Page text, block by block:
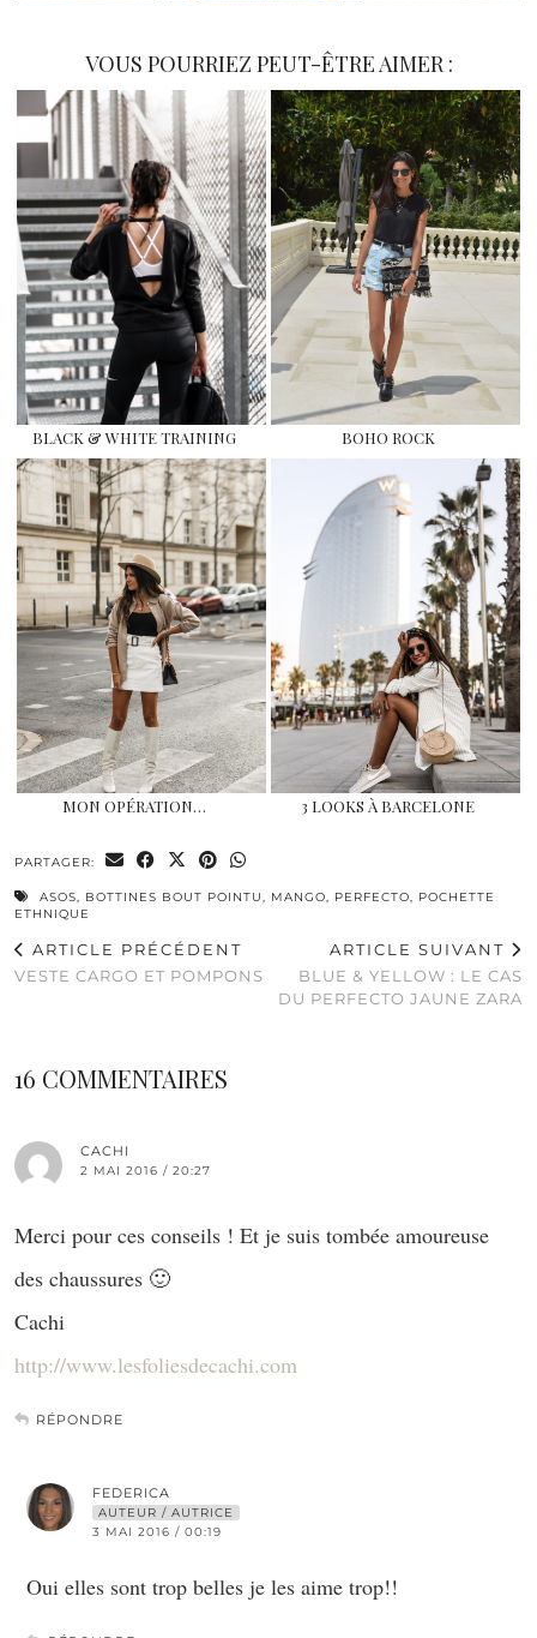
VOUS POURRIEZ PEUT-ÊTRE AIMER :
BLACK & WHITE TRAINING BOHO ROCK
MON OPÉRATION… 3 LOOKS À BARCELONE
PARTAGER:
ASOS, BOTTINES BOUT POINTU, MANGO, PERFECTO, POCHETTE
ETHNIQUE
ARTICLE PRÉCÉDENT
VESTE CARGO ET POMPONS
ARTICLE SUIVANT
BLUE & YELLOW : LE CAS
DU PERFECTO JAUNE ZARA
16 COMMENTAIRES
CACHI
2 MAI 2016 / 20:27
Merci pour ces conseils ! Et je suis tombée amoureuse
des chaussures 🙂
Cachi
http://www.lesfoliesdecachi.com
RÉPONDRE
FEDERICA
AUTEUR / AUTRICE
3 MAI 2016 / 00:19
Oui elles sont trop belles je les aime trop!!